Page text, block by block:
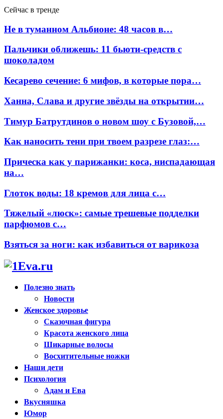
Сейчас в тренде
Не в туманном Альбионе: 48 часов в…
Пальчики оближешь: 11 бьюти-средств с
шоколадом
Кесарево сечение: 6 мифов, в которые пора…
Ханна, Слава и другие звёзды на открытии…
Тимур Батрутдинов о новом шоу с Бузовой,…
Как наносить тени при твоем разрезе глаз:…
Прическа как у парижанки: коса, ниспадающая
на…
Глоток воды: 18 кремов для лица с…
Тяжелый «люск»: самые трешевые подделки
парфюмов с…
Взяться за ноги: как избавиться от варикоза
Полезно знать
Новости
Женское здоровье
Сказочная фигура
Красота женского лица
Шикарные волосы
Восхитительные ножки
Наши дети
Психология
Адам и Ева
Вкусняшка
Юмор